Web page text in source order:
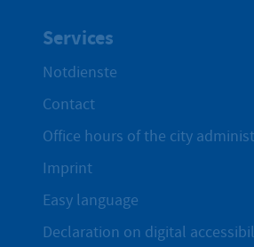
Services
Notdienste
Contact
Office hours of the city
Imprint
Easy language
Declaration on digital